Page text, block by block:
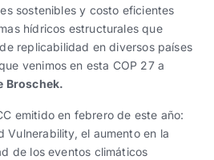
sostenibles y costo eficientes
hídricos estructurales que
replicabilidad en diversos países
venimos en esta COP 27 a
Broschek.
emitido en febrero de este año:
Vulnerability, el aumento en la
de los eventos climáticos